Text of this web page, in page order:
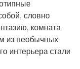
словно
комната
из необычных
интерьера стали